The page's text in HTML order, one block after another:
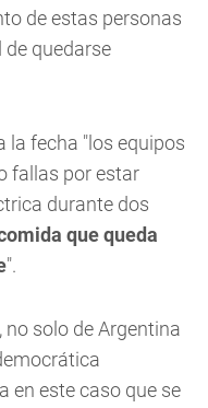
de estas personas
quedarse
la fecha "los equipos
fallas por estar
durante dos
que queda
".
solo de Argentina
en este caso que se